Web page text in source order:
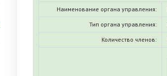
Наименование органа управления:
Тип органа управления:
Количество членов: